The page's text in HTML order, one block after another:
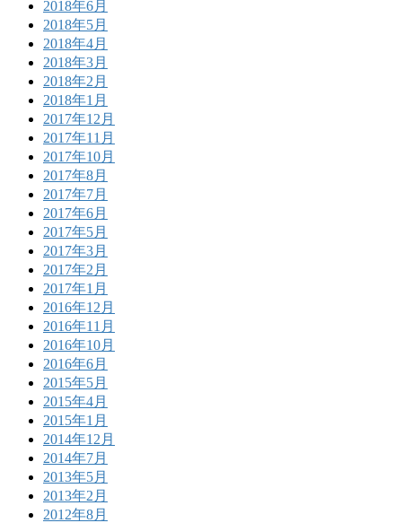
2018年6月
2018年5月
2018年4月
2018年3月
2018年2月
2018年1月
2017年12月
2017年11月
2017年10月
2017年8月
2017年7月
2017年6月
2017年5月
2017年3月
2017年2月
2017年1月
2016年12月
2016年11月
2016年10月
2016年6月
2015年5月
2015年4月
2015年1月
2014年12月
2014年7月
2013年5月
2013年2月
2012年8月